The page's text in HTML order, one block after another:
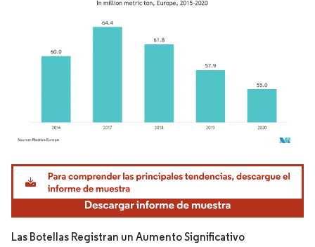
Imagen © Mordor Intelligence. El uso requiere atribución según CC BY 4.0.
Las Botellas Registran un Aumento Significativo